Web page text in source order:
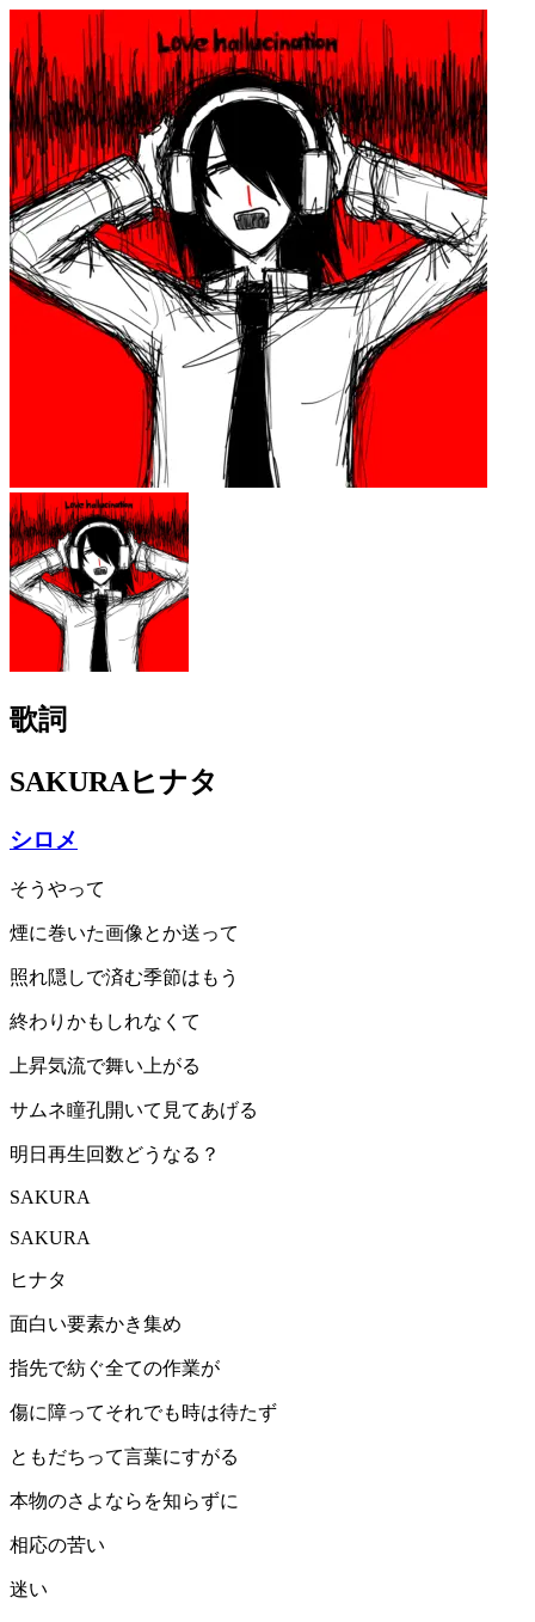
歌詞
SAKURAヒナタ
シロメ
そうやって
煙に巻いた画像とか送って
照れ隠しで済む季節はもう
終わりかもしれなくて
上昇気流で舞い上がる
サムネ瞳孔開いて見てあげる
明日再生回数どうなる？
SAKURA
SAKURA
ヒナタ
面白い要素かき集め
指先で紡ぐ全ての作業が
傷に障ってそれでも時は待たず
ともだちって言葉にすがる
本物のさよならを知らずに
相応の苦い
迷い